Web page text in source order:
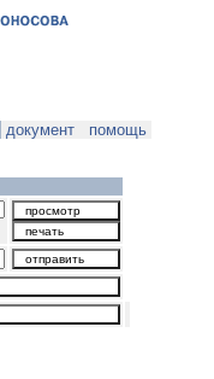
документ помощь